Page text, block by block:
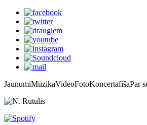
JaunumiMūzikaVideoFotoKoncertafišaPar